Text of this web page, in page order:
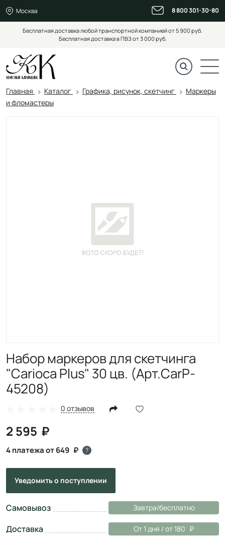
Москва 8 800 301-30-80
Бесплатная доставка любой транспортной компанией от 5 900 руб.
Бесплатная доставка в ПВЗ от 3 000 руб.
Главная Каталог Графика, рисунок, скетчинг
Маркеры
и фломастеры
Набор маркеров для скетчинга
"Carioca Plus" 30 цв. (Арт.CarP-
45208)
0 отзывов
2 595
4 платежа от 649 ?
Уведомитьо поступлении
Самовывоз Завтра/бесплатно
Доставка От 1 дня / от 180